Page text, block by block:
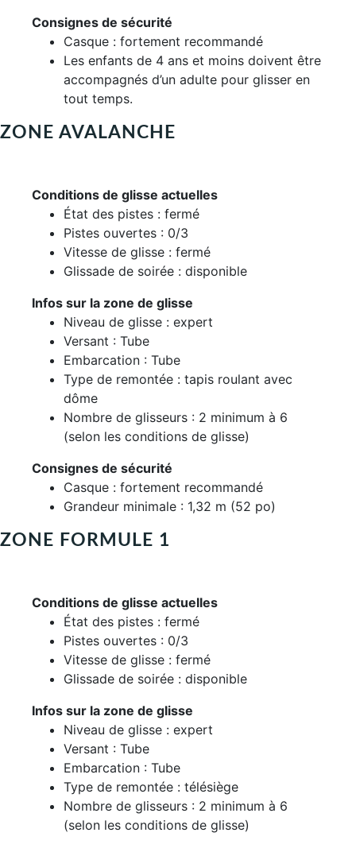
Consignes de sécurité
Casque : fortement recommandé
Les enfants de 4 ans et moins doivent être
accompagnés d’un adulte pour glisser en
tout temps.
ZONE AVALANCHE
Conditions de glisse actuelles
État des pistes : fermé
Pistes ouvertes : 0/3
Vitesse de glisse : fermé
Glissade de soirée : disponible
Infos sur la zone de glisse
Niveau de glisse : expert
Versant : Tube
Embarcation : Tube
Type de remontée : tapis roulant avec
dôme
Nombre de glisseurs : 2 minimum à 6
(selon les conditions de glisse)
Consignes de sécurité
Casque : fortement recommandé
Grandeur minimale : 1,32 m (52 po)
ZONE FORMULE 1
Conditions de glisse actuelles
État des pistes : fermé
Pistes ouvertes : 0/3
Vitesse de glisse : fermé
Glissade de soirée : disponible
Infos sur la zone de glisse
Niveau de glisse : expert
Versant : Tube
Embarcation : Tube
Type de remontée : télésiège
Nombre de glisseurs : 2 minimum à 6
(selon les conditions de glisse)